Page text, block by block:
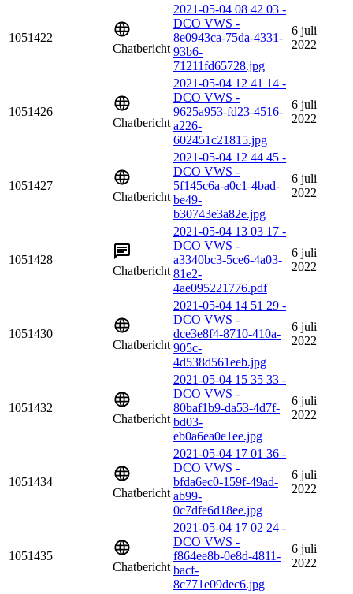
1051422
Chatbericht
2021-05-04 08 42 03 -
DCO VWS -
8e0943ca-75da-4331-
93b6-
71211fd65728.jpg
6 juli
2022
1051426
Chatbericht
2021-05-04 12 41 14 -
DCO VWS -
9625a953-fd23-4516-
a226-
602451c21815.jpg
6 juli
2022
1051427
Chatbericht
2021-05-04 12 44 45 -
DCO VWS -
5f145c6a-a0c1-4bad-
be49-
b30743e3a82e.jpg
6 juli
2022
1051428
Chatbericht
2021-05-04 13 03 17 -
DCO VWS -
a3340bc3-5ce6-4a03-
81e2-
4ae095221776.pdf
6 juli
2022
1051430
Chatbericht
2021-05-04 14 51 29 -
DCO VWS -
dce3e8f4-8710-410a-
905c-
4d538d561eeb.jpg
6 juli
2022
1051432
Chatbericht
2021-05-04 15 35 33 -
DCO VWS -
80baf1b9-da53-4d7f-
bd03-
eb0a6ea0e1ee.jpg
6 juli
2022
1051434
Chatbericht
2021-05-04 17 01 36 -
DCO VWS -
bfda6ec0-159f-49ad-
ab99-
0c7dfe6d18ee.jpg
6 juli
2022
1051435
Chatbericht
2021-05-04 17 02 24 -
DCO VWS -
f864ee8b-0e8d-4811-
bacf-
8c771e09dec6.jpg
6 juli
2022